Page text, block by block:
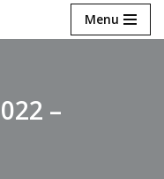
Menu
–